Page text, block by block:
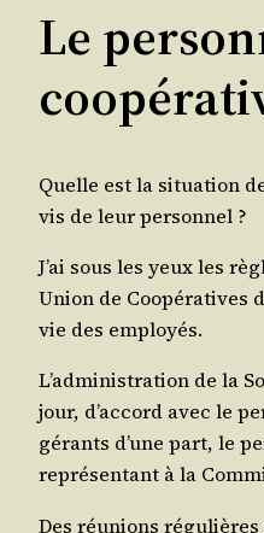
Le
Quelle est la situa­tion
vis de leur personnel ?
J’ai sous les yeux les
Union de Coopé­ra­tives
vie des employés.
L’administration de la
jour, d’accord avec le
gérants d’une part, le
repré­sen­tant à la
Des réunions